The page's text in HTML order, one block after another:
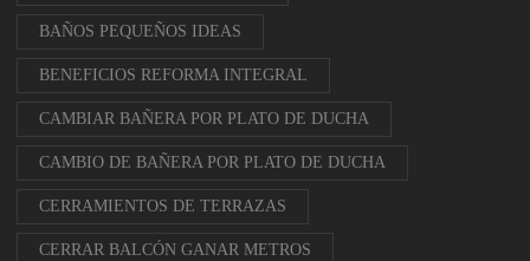
BAÑOS PEQUEÑOS IDEAS
BENEFICIOS REFORMA INTEGRAL
CAMBIAR BAÑERA POR PLATO DE DUCHA
CAMBIO DE BAÑERA POR PLATO DE DUCHA
CERRAMIENTOS DE TERRAZAS
CERRAR BALCÓN GANAR METROS